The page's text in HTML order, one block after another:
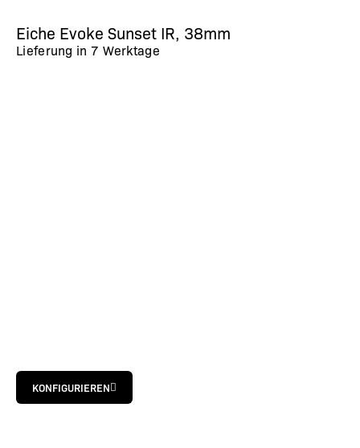
Eiche Evoke Sunset IR, 38mm
Lieferung in 7 Werktage
KONFIGURIEREN